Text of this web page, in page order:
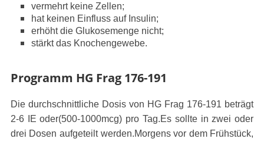
vermehrt keine Zellen;
hat keinen Einfluss auf Insulin;
erhöht die Glukosemenge nicht;
stärkt das Knochengewebe.
Programm HG Frag 176-191
Die durchschnittliche Dosis von HG Frag 176-191 beträgt
2-6 IE oder(500-1000mcg) pro Tag.Es sollte in zwei oder
drei Dosen aufgeteilt werden.Morgens vor dem Frühstück,